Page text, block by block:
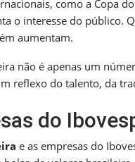
como a Copa
o interesse do público.
aumentam.
não é apenas um
reflexo do talento, da
do
e as empresas do